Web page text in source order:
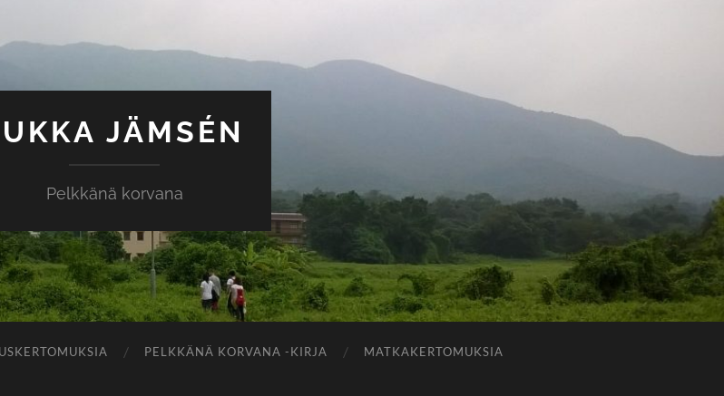
JÄMSÉN
Pelkkänä korvana
PELKKÄNÄ KORVANA -KIRJA MATKAKERTOMUKSIA